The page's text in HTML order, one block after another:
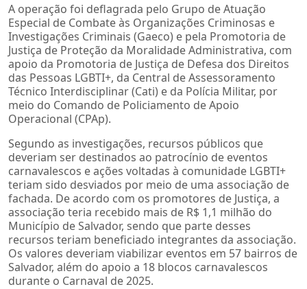
A operação foi deflagrada pelo Grupo de Atuação
Especial de Combate às Organizações Criminosas e
Investigações Criminais (Gaeco) e pela Promotoria de
Justiça de Proteção da Moralidade Administrativa, com
apoio da Promotoria de Justiça de Defesa dos Direitos
das Pessoas LGBTI+, da Central de Assessoramento
Técnico Interdisciplinar (Cati) e da Polícia Militar, por
meio do Comando de Policiamento de Apoio
Operacional (CPAp).
Segundo as investigações, recursos públicos que
deveriam ser destinados ao patrocínio de eventos
carnavalescos e ações voltadas à comunidade LGBTI+
teriam sido desviados por meio de uma associação de
fachada. De acordo com os promotores de Justiça, a
associação teria recebido mais de R$ 1,1 milhão do
Município de Salvador, sendo que parte desses
recursos teriam beneficiado integrantes da associação.
Os valores deveriam viabilizar eventos em 57 bairros de
Salvador, além do apoio a 18 blocos carnavalescos
durante o Carnaval de 2025.